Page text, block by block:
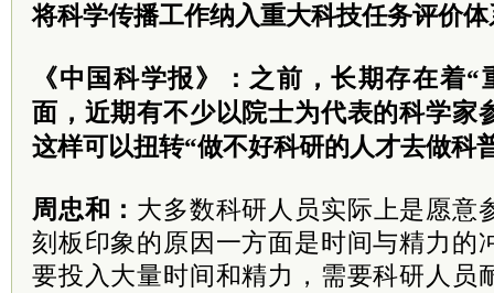
将科学传播工作纳入重大科技任务评价体
《中国科学报》：之前，长期存在着
面，近期有不少以院士为代表的科学家
这样可以扭转“做不好科研的人才去做科
周忠和： 大多数科研人员实际上是愿意
刻板印象的原因一方面是时间与精力的
要投入大量时间和精力，需要科研人员